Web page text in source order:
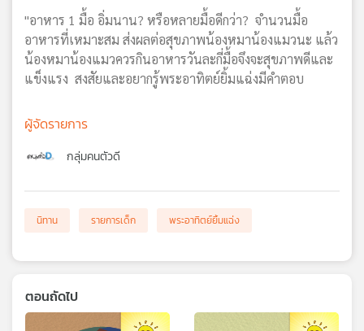
เอส
แผนที่
เครือ
"อาหาร 1 มื้อ อิ่มนาน? หรือหลายมื้อดีกว่า? จำนวนมื้อ
อาหารที่เหมาะสม ส่งผลต่อสุขภาพน้องหมาน้องแมวนะ แล้ว
น้องหมาน้องแมวควรกินอาหารวันละกี่มื้อจึงจะสุขภาพดีและ
แข็งแรง สงสัยและอยากรู้พระอาทิตย์ยิ้มแฉ่งมีคำตอบ
ผู้จัดรายการ
กลุ่มคนตัวดี
นิทาน รายการเด็ก พระอาทิตย์ยิ้มแฉ่ง
ตอนถัดไป